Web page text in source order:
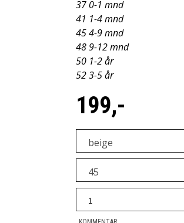
37 0-1 mnd
41 1-4 mnd
45 4-9 mnd
48 9-12 mnd
50 1-2 år
52 3-5 år
199,-
beige
45